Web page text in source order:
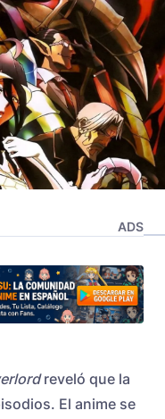
ADS
reveló que la
El anime se